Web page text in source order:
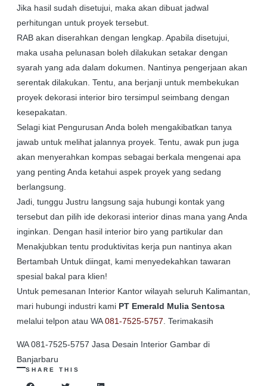
Jika hasil sudah disetujui, maka akan dibuat jadwal
perhitungan untuk proyek tersebut.
RAB akan diserahkan dengan lengkap. Apabila disetujui,
maka usaha pelunasan boleh dilakukan setakar dengan
syarah yang ada dalam dokumen. Nantinya pengerjaan akan
serentak dilakukan. Tentu, ana berjanji untuk membekukan
proyek dekorasi interior biro tersimpul seimbang dengan
kesepakatan.
Selagi kiat Pengurusan Anda boleh mengakibatkan tanya
jawab untuk melihat jalannya proyek. Tentu, awak pun juga
akan menyerahkan kompas sebagai berkala mengenai apa
yang penting Anda ketahui aspek proyek yang sedang
berlangsung.
Jadi, tunggu Justru langsung saja hubungi kontak yang
tersebut dan pilih ide dekorasi interior dinas mana yang Anda
inginkan. Dengan hasil interior biro yang partikular dan
Menakjubkan tentu produktivitas kerja pun nantinya akan
Bertambah Untuk diingat, kami menyedekahkan tawaran
spesial bakal para klien!
Untuk pemesanan Interior Kantor wilayah seluruh Kalimantan,
mari hubungi industri kami PT Emerald Mulia Sentosa
melalui telpon atau WA081-7525-5757 . Terimakasih
WA 081-7525-5757 Jasa Desain Interior Gambar di
Banjarbaru
SHARE THIS